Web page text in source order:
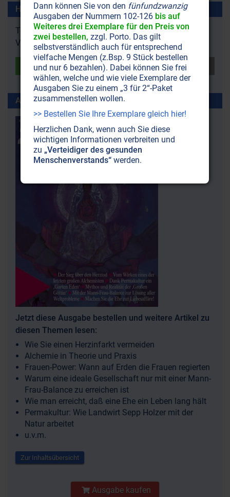
Hat Ihnen der Artikel gefallen?
Teilen Sie diesen Artikel mit Ihren Freunden und
Verwandten oder geben Sie unsFeedback.
Artikel erschienen in ZeitenSchrift Nr. 19
Jetzt diese Ausgabe bestellen und weitere Artikel zu
diesen Themen lesen:
Wie Sie einen Herzinfarkt vermeiden
Alchemie in Theorie und Praxis
Frauen-Power: Wann auf Erden die Frauen regierten
Warum eine ideale Gesellschaft nur mit einer Mann-
Frau-Balance zu erreichen ist
Wie man erreicht, daß eine Ehe ein Leben lang hält
Permakultur: Wie Landwirt Sepp Holzer mit der
Natur arbeitet
u.v.m.
Zur Inhaltsübersicht
Ausgabe kaufen
Dann können Sie von den fünfundzwanzig
Ausgaben der Nummern 102-126 bis auf
Weiteres drei Exemplare für den Preis von
zwei bestellen, zzgl. Porto. Das gilt
selbstverständlich auch für entsprechend
vielfache Mengen (z.Bsp. 9 Stück bestellen
und nur 6 bezahlen). Dabei können Sie frei
wählen, welche und wie viele Exemplare der
Ausgaben Sie zu einem „3 für 2“-Paket
zusammenstellen wollen.
>> Bestellen Sie Ihre Exemplare gleich hier!
Herzlichen Dank, wenn auch Sie diese
wichtigen Informationen verbreiten und
zu „Verteidiger des gesunden
Menschenverstands“ werden.